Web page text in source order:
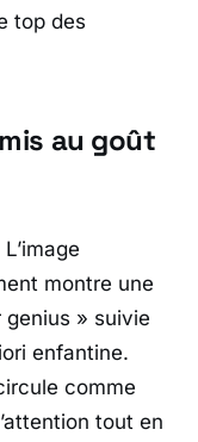
top des
au goût
montre une
genius » suivie
enfantine.
comme
tout en